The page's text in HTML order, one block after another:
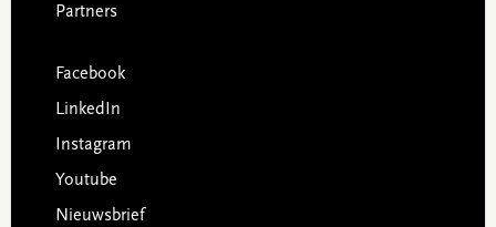
Partners
Facebook
LinkedIn
Instagram
Youtube
Nieuwsbrief